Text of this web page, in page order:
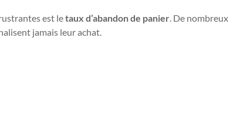
est letaux d’abandon de panier . De nombreux
jamais leur achat.